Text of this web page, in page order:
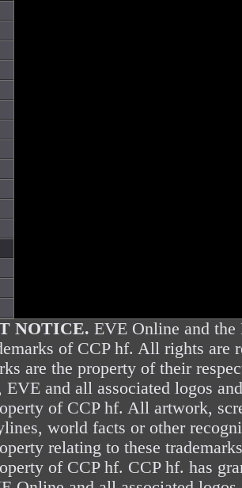
NOTICE. EVE Online and the
of CCP hf. All rights are
are the property of their
and all associated logos
of CCP hf. All artwork,
world facts or other
relating to these
of CCP hf. CCP hf. has